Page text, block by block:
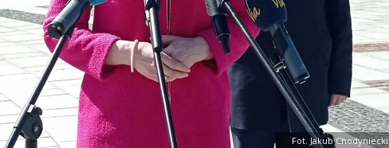
Fot. Jakub Chodyniecki